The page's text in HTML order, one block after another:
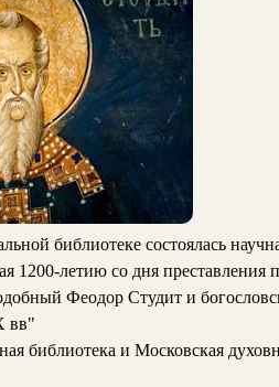
библиотеке состоялась
1200-летию со дня преставления
Феодор Студит и
вв"
библиотека и Московская